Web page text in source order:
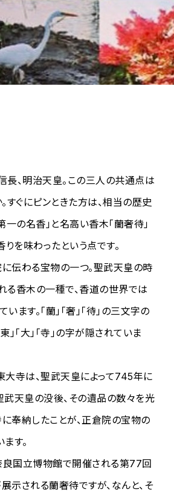
長、明治天皇。この三人の共通点は
すぐにピンときた方は、相当の歴史
一の名香」と名高い香木「蘭奢待」
りを味わったという点です。
伝わる宝物の一つ。聖武天皇の時
る香木の一種で、香道の世界では
ます。「蘭」「奢」「待」の三文字の
」「大」「寺」の字が隠されていま
大寺は、聖武天皇によって745年に
武天皇の没後、その遺品の数々を光
奉納したことが、正倉院の宝物の
す。
国立博物館で開催される第77回
示される蘭奢待ですが、なんと、そ